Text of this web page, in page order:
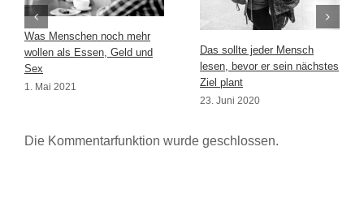
Was Menschen noch mehr
wollen als Essen, Geld und
Sex
1. Mai 2021
Das sollte jeder Mensch
lesen, bevor er sein nächstes
Ziel plant
23. Juni 2020
Die Kommentarfunktion wurde geschlossen.